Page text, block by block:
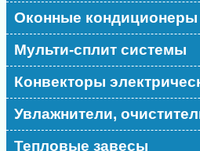
Оконные кондиционеры
Мульти-сплит системы
Конвекторы
Увлажнители,
Тепловые завесы